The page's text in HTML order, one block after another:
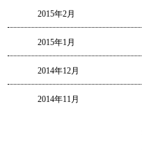
2015年2月
2015年1月
2014年12月
2014年11月